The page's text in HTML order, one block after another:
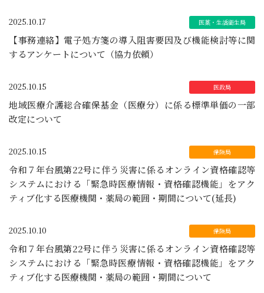
2025.10.17
【事務連絡】電子処方箋の導入阻害要因及び機能検討等に関
するアンケートについて（協力依頼）
2025.10.15
地域医療介護総合確保基金（医療分）に係る標準単価の一部
改定について
2025.10.15
令和７年台風第22号に伴う災害に係るオンライン資格確認等
システムにおける「緊急時医療情報・資格確認機能」をアク
ティブ化する医療機関・薬局の範囲・期間について(延長)
2025.10.10
令和７年台風第22号に伴う災害に係るオンライン資格確認等
システムにおける「緊急時医療情報・資格確認機能」をアク
ティブ化する医療機関・薬局の範囲・期間について